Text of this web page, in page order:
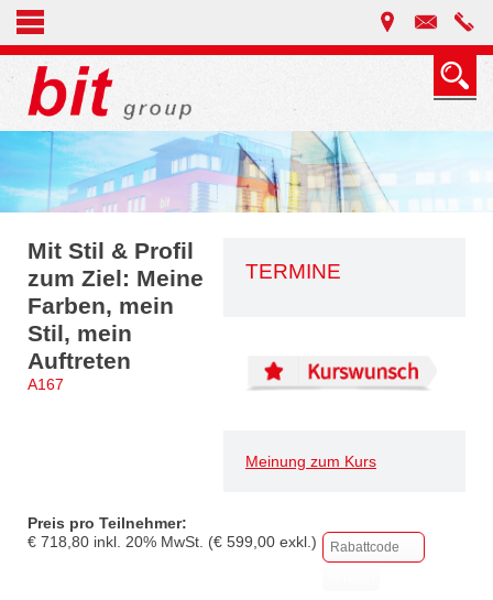
TERMINE
Meinung zum Kurs
Mit Stil & Profil
zum Ziel: Meine
Farben, mein
Stil, mein
Auftreten
A167
Preis pro Teilnehmer:
€ 718,80 inkl. 20% MwSt. (€ 599,00 exkl.)